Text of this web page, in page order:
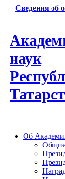
Сведения об
наук
Об
Общие